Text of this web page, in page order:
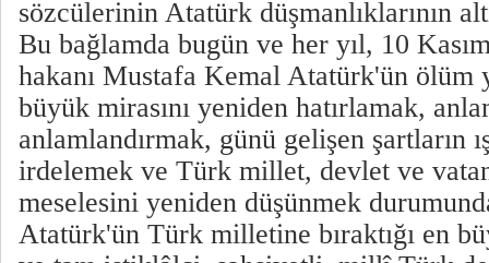
sözcülerinin Atatürk düşmanlıklarının
Bu bağlamda bugün ve her yıl, 10
hakanı Mustafa Kemal Atatürk'ün ölüm
büyük mirasını yeniden hatırlamak,
anlamlandırmak, günü gelişen şartların
irdelemek ve Türk millet, devlet ve vatan
meselesini yeniden düşünmek
Atatürk'ün Türk milletine bıraktığı en